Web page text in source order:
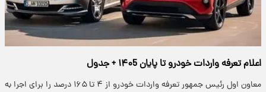
اعلام تعرفه واردات خودرو تا پایان ۱۴۰5 + جدول
معاون اول رئیس جمهور تعرفه واردات خودرو از ۴ تا ۱۶۵ درصد را برای اجرا به